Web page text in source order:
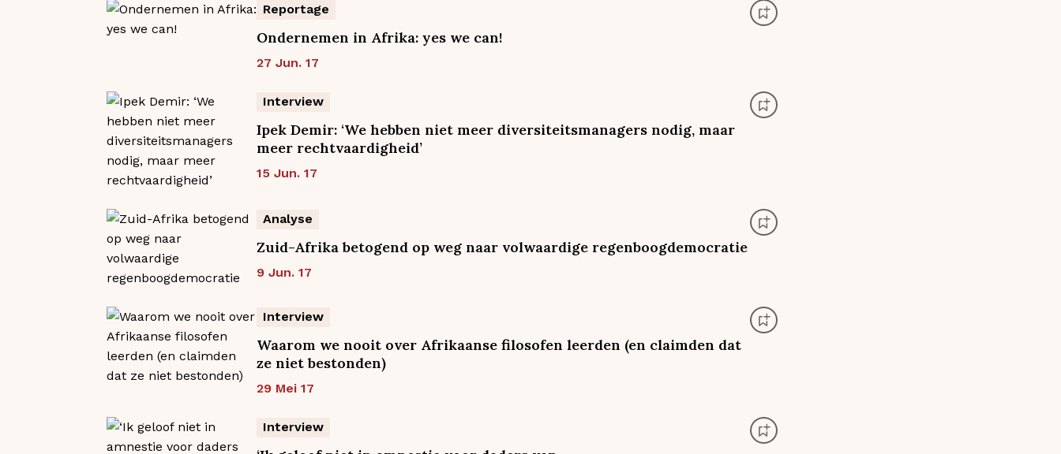
Reportage
Ondernemen in Afrika: yes we can!
27 Jun. 17
Interview
Ipek Demir: ‘We hebben niet meer diversiteitsmanagers nodig, maar
meer rechtvaardigheid’
15 Jun. 17
Analyse
Zuid-Afrika betogend op weg naar volwaardige regenboogdemocratie
9 Jun. 17
Interview
Waarom we nooit over Afrikaanse filosofen leerden (en claimden dat
ze niet bestonden)
29 Mei 17
Interview